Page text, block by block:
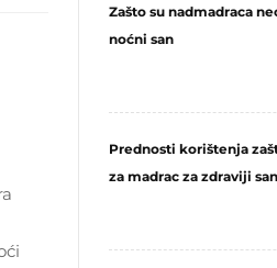
Zašto su nadmadraca
noćni san
Prednosti korištenja
za madrac za zdraviji san